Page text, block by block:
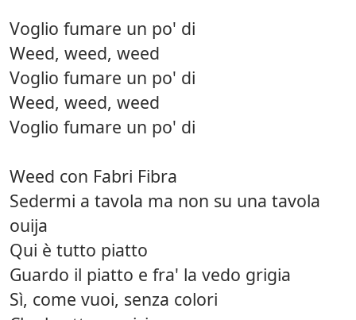
Voglio fumare un po' di
Weed, weed, weed
Voglio fumare un po' di
Weed, weed, weed
Voglio fumare un po' di
Weed con Fabri Fibra
Sedermi a tavola ma non su una tavola
ouija
Qui è tutto piatto
Guardo il piatto e fra' la vedo grigia
Sì, come vuoi, senza colori